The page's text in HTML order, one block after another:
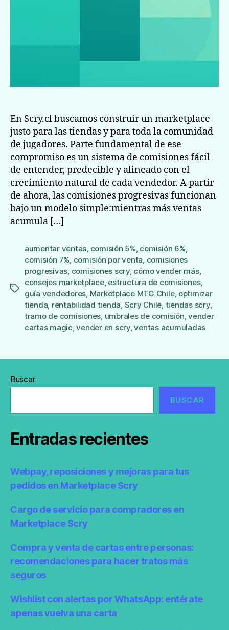
En Scry.cl buscamos construir un marketplace
justo para las tiendas y para toda la comunidad
de jugadores. Parte fundamental de ese
compromiso es un sistema de comisiones fácil
de entender, predecible y alineado con el
crecimiento natural de cada vendedor. A partir
de ahora, las comisiones progresivas funcionan
bajo un modelo simple:mientras más ventas
acumula […]
Etiquetas
aumentar ventas, comisión 5%, comisión 6%,
comisión 7%, comisión por venta, comisiones
progresivas, comisiones scry, cómo vender más,
consejos marketplace, estructura de comisiones,
guía vendedores, Marketplace MTG Chile, optimizar
tienda, rentabilidad tienda, Scry Chile, tiendas scry,
tramo de comisiones, umbrales de comisión,vender
cartas magic,vender en scry,ventas acumuladas
Buscar
BUSCAR
Entradas recientes
Webpay, reposiciones y mejoras para tus
pedidos en Marketplace Scry
Cargo de servicio para compradores en
Marketplace Scry
Compra y venta de cartas entre personas:
recomendaciones para hacer tratos más
seguros
Wishlist con alertas por WhatsApp: entérate
apenas vuelva una carta